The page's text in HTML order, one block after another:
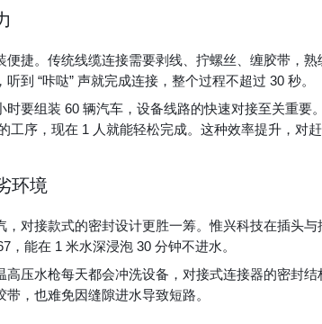
便捷。传统线缆连接需要剥线、拧螺丝、缠胶带，
到 “咔哒” 声就完成连接，整个过程不超过 30 秒。
时要组装 60 辆汽车，设备线路的快速对接至关重
工序，现在 1 人就能轻松完成。这种效率提升，对
环境
，对接款式的密封设计更胜一筹。惟兴科技在插头
，能在 1 米水深浸泡 30 分钟不进水。
高压水枪每天都会冲洗设备，对接式连接器的密封
，也难免因缝隙进水导致短路。